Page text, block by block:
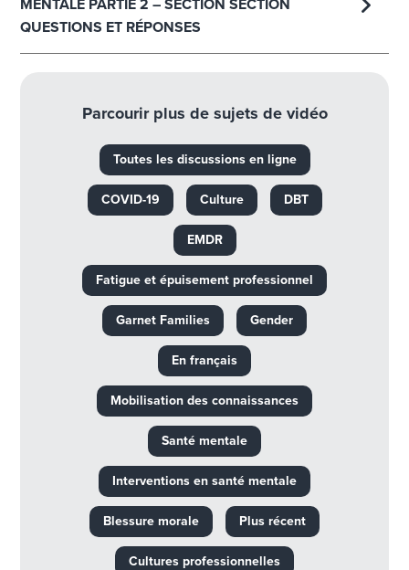
MENTALE PARTIE 2 – SECTION SECTION
QUESTIONS ET RÉPONSES
Parcourir plus de sujets de vidéo
Toutes les discussions en ligne
COVID-19 Culture DBT
EMDR
Fatigue et épuisement professionnel
Garnet Families Gender
En français
Mobilisation des connaissances
Santé mentale
Interventions en santé mentale
Blessure morale Plus récent
Cultures professionnelles